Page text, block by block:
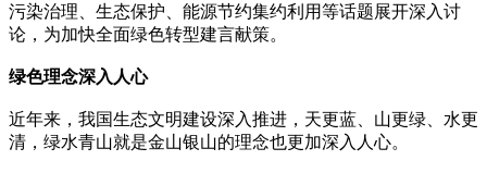
污染治理、生态保护、能源节约集约利用等话题展开深入讨
论，为加快全面绿色转型建言献策。
绿色理念深入人心
近年来，我国生态文明建设深入推进，天更蓝、山更绿、水更
清，绿水青山就是金山银山的理念也更加深入人心。